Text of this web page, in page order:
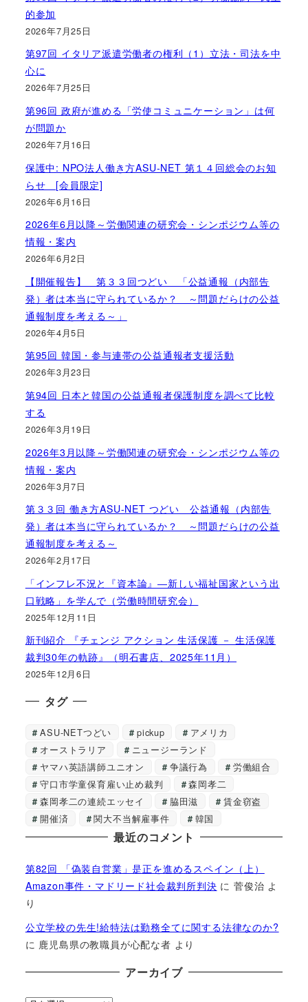
的参加
2026年7月25日
第97回 イタリア派遣労働者の権利（1）立法・司法を中
心に
2026年7月25日
第96回 政府が進める「労使コミュニケーション」は何
が問題か
2026年7月16日
保護中: NPO法人働き方ASU-NET 第１４回総会のお知
らせ [会員限定]
2026年6月16日
2026年6月以降～労働関連の研究会・シンポジウム等の
情報・案内
2026年6月2日
【開催報告】 第３３回つどい 「公益通報（内部告
発）者は本当に守られているか？ ～問題だらけの公益
通報制度を考える～」
2026年4月5日
第95回 韓国・参与連帯の公益通報者支援活動
2026年3月23日
第94回 日本と韓国の公益通報者保護制度を調べて比較
する
2026年3月19日
2026年3月以降～労働関連の研究会・シンポジウム等の
情報・案内
2026年3月7日
第３３回 働き方ASU-NET つどい 公益通報（内部告
発）者は本当に守られているか？ ～問題だらけの公益
通報制度を考える～
2026年2月17日
「インフレ不況と『資本論』―新しい福祉国家という出
口戦略」を学んで（労働時間研究会）
2025年12月11日
新刊紹介 『チェンジ アクション 生活保護 － 生活保護
裁判30年の軌跡』（明石書店、2025年11月）
2025年12月6日
タグ
ASU-NETつどい pickup
アメリカ
オーストラリア
ニュージーランド
ヤマハ英語講師ユニオン
争議行為
労働組合
守口市学童保育雇い止め裁判
森岡孝二
森岡孝二の連続エッセイ
脇田滋
賃金窃盗
開催済
関大不当解雇事件 韓国
最近のコメント
第82回 「偽装自営業」是正を進めるスペイン（上）
Amazon事件・マドリード社会裁判所判決 に菅俊治 よ
り
公立学校の先生!給特法は勤務全てに関する法律なのか?
に 鹿児島県の教職員が心配な者 より
アーカイブ